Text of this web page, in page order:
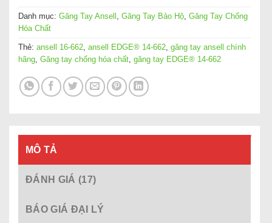
Danh mục: Găng Tay Ansell , Găng Tay Bảo Hộ, Găng Tay Chống
Hóa Chất
Thẻ: ansell 16-662, ansell EDGE® 14-662, găng tay ansell chính
hãng, Găng tay chống hóa chất, găng tay EDGE® 14-662
MÔ TẢ
ĐÁNH GIÁ (17)
BÁO GIÁ ĐẠI LÝ